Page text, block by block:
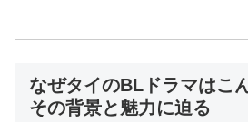
なぜタイのBLドラマはこ
その背景と魅力に迫る